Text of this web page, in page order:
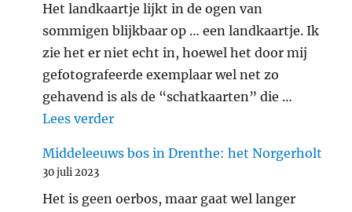
Het landkaartje lijkt in de ogen van
sommigen blijkbaar op … een landkaartje. Ik
zie het er niet echt in, hoewel het door mij
gefotografeerde exemplaar wel net zo
gehavend is als de “schatkaarten” die …
Lees verder"Araschnia levana: landkaartje"
Middeleeuws bos in Drenthe: het Norgerholt
30 juli 2023
Het is geen oerbos, maar gaat wel langer